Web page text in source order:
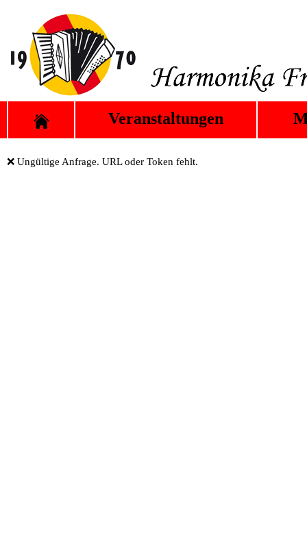
Veranstaltungen
❌ Ungültige Anfrage. URL oder Token fehlt.